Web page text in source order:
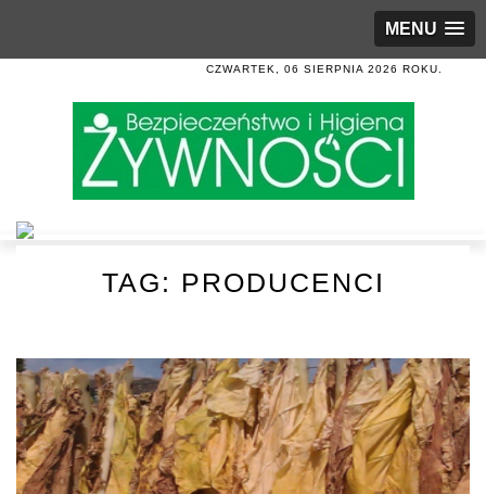
MENU
CZWARTEK, 06 SIERPNIA 2026 ROKU.
TAG: PRODUCENCI